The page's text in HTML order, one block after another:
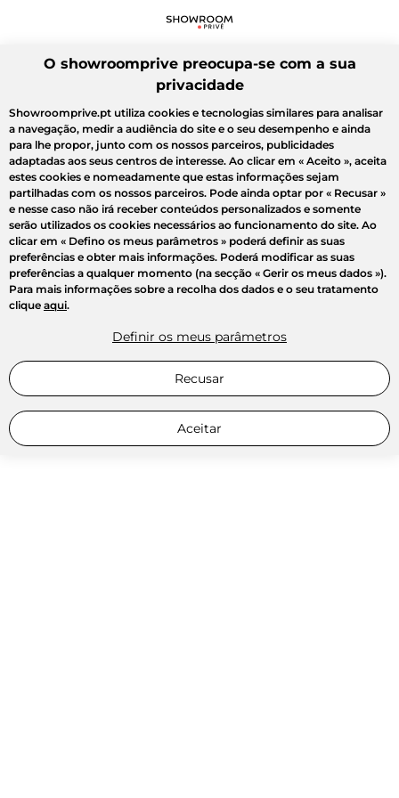
O showroomprive preocupa-se com a sua
privacidade
Showroomprive.pt utiliza cookies e tecnologias similares para analisar
a navegação, medir a audiência do site e o seu desempenho e ainda
para lhe propor, junto com os nossos parceiros, publicidades
adaptadas aos seus centros de interesse. Ao clicar em « Aceito », aceita
estes cookies e nomeadamente que estas informações sejam
partilhadas com os nossos parceiros. Pode ainda optar por « Recusar »
e nesse caso não irá receber conteúdos personalizados e somente
serão utilizados os cookies necessários ao funcionamento do site. Ao
clicar em « Defino os meus parâmetros » poderá definir as suas
preferências e obter mais informações. Poderá modificar as suas
preferências a qualquer momento (na secção « Gerir os meus dados »).
Para mais informações sobre a recolha dos dados e o seu tratamento
clique aqui.
Definir os meus parâmetros
Recusar
Aceitar